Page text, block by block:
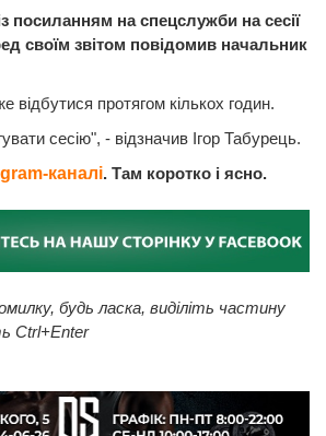
посиланням на спецслужби на сесії
своїм звітом повідомив начальник
відбутися протягом кількох годин.
сесію", - відзначив Ігор Табурець.
каналі. Там коротко і ясно.
будь ласка, виділіть частину
Ctrl+Enter